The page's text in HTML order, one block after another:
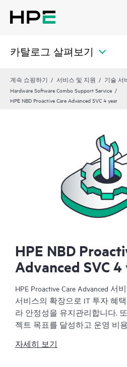
카탈로그 살펴보기
계속 쇼핑하기 서비스 및 지원
기술 서
Hardware Software Combo Support Service
HPE NBD Proactive Care Advanced SVC 4 year
HPE NBD
Advanced SVC
HPE Proactive Care Advanced 서
서비스의 확장으로 IT 투자 혜
라 안정성을 유지관리합니다.
젝트 목표를 달성하고 운영 비
당된 HPE ASM(Account Support
자세히 보기